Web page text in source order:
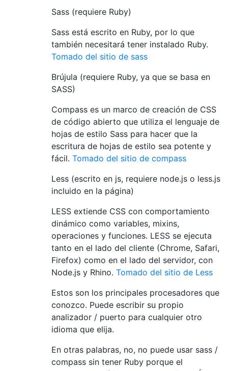
Sass (requiere Ruby)
Sass está escrito en Ruby, por lo que
también necesitará tener instalado Ruby.
Tomado del sitio de sass
Brújula (requiere Ruby, ya que se basa en
SASS)
Compass es un marco de creación de CSS
de código abierto que utiliza el lenguaje de
hojas de estilo Sass para hacer que la
escritura de hojas de estilo sea potente y
fácil. Tomado del sitio de compass
Less (escrito en js, requiere node.js o less.js
incluido en la página)
LESS extiende CSS con comportamiento
dinámico como variables, mixins,
operaciones y funciones. LESS se ejecuta
tanto en el lado del cliente (Chrome, Safari,
Firefox) como en el lado del servidor, con
Node.js y Rhino. Tomado del sitio de Less
Estos son los principales procesadores que
conozco. Puede escribir su propio
analizador / puerto para cualquier otro
idioma que elija.
En otras palabras, no, no puede usar sass /
compass sin tener Ruby porque el